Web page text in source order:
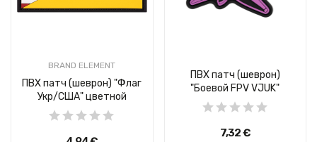
BRAND ELEMENT
ПВХ патч (шеврон) "Флаг
Укр/США" цветной
ПВХ патч (шеврон)
"Боевой FPV VJUK"
7,32 €